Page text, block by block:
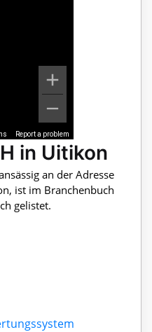
Report a problem
in Uitikon
an der Adresse
ist im Branchenbuch
gelistet.